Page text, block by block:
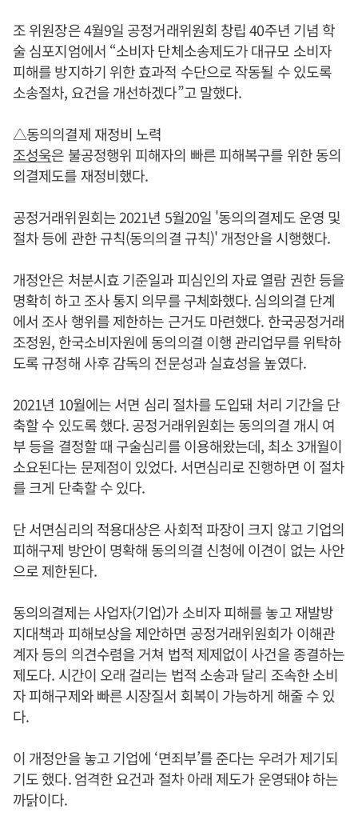
조 위원장은 4월9일 공정거래위원회 창립 40주년 기념 학
술 심포지엄에서 “소비자 단체소송제도가 대규모 소비자
피해를 방지하기 위한 효과적 수단으로 작동될 수 있도록
소송절차, 요건을 개선하겠다”고 말했다.
△동의의결제 재정비 노력
조성욱은 불공정행위 피해자의 빠른 피해복구를 위한 동의
의결제도를 재정비했다.
공정거래위원회는 2021년 5월20일 '동의의결제도 운영 및
절차 등에 관한 규칙(동의의결 규칙)' 개정안을 시행했다.
개정안은 처분시효 기준일과 피심인의 자료 열람 권한 등을
명확히 하고 조사 통지 의무를 구체화했다. 심의의결 단계
에서 조사 행위를 제한하는 근거도 마련했다. 한국공정거래
조정원, 한국소비자원에 동의의결 이행 관리업무를 위탁하
도록 규정해 사후 감독의 전문성과 실효성을 높였다.
2021년 10월에는 서면 심리 절차를 도입돼 처리 기간을 단
축할 수 있도록 했다. 공정거래위원회는 동의의결 개시 여
부 등을 결정할 때 구술심리를 이용해왔는데, 최소 3개월이
소요된다는 문제점이 있었다. 서면심리로 진행하면 이 절차
를 크게 단축할 수 있다.
단 서면심리의 적용대상은 사회적 파장이 크지 않고 기업의
피해구제 방안이 명확해 동의의결 신청에 이견이 없는 사안
으로 제한된다.
동의의결제는 사업자(기업)가 소비자 피해를 놓고 재발방
지대책과 피해보상을 제안하면 공정거래위원회가 이해관
계자 등의 의견수렴을 거쳐 법적 제제없이 사건을 종결하는
제도다. 시간이 오래 걸리는 법적 소송과 달리 조속한 소비
자 피해구제와 빠른 시장질서 회복이 가능하게 해줄 수 있
다.
이 개정안을 놓고 기업에 ‘면죄부’를 준다는 우려가 제기되
기도 했다. 엄격한 요건과 절차 아래 제도가 운영돼야 하는
까닭이다.